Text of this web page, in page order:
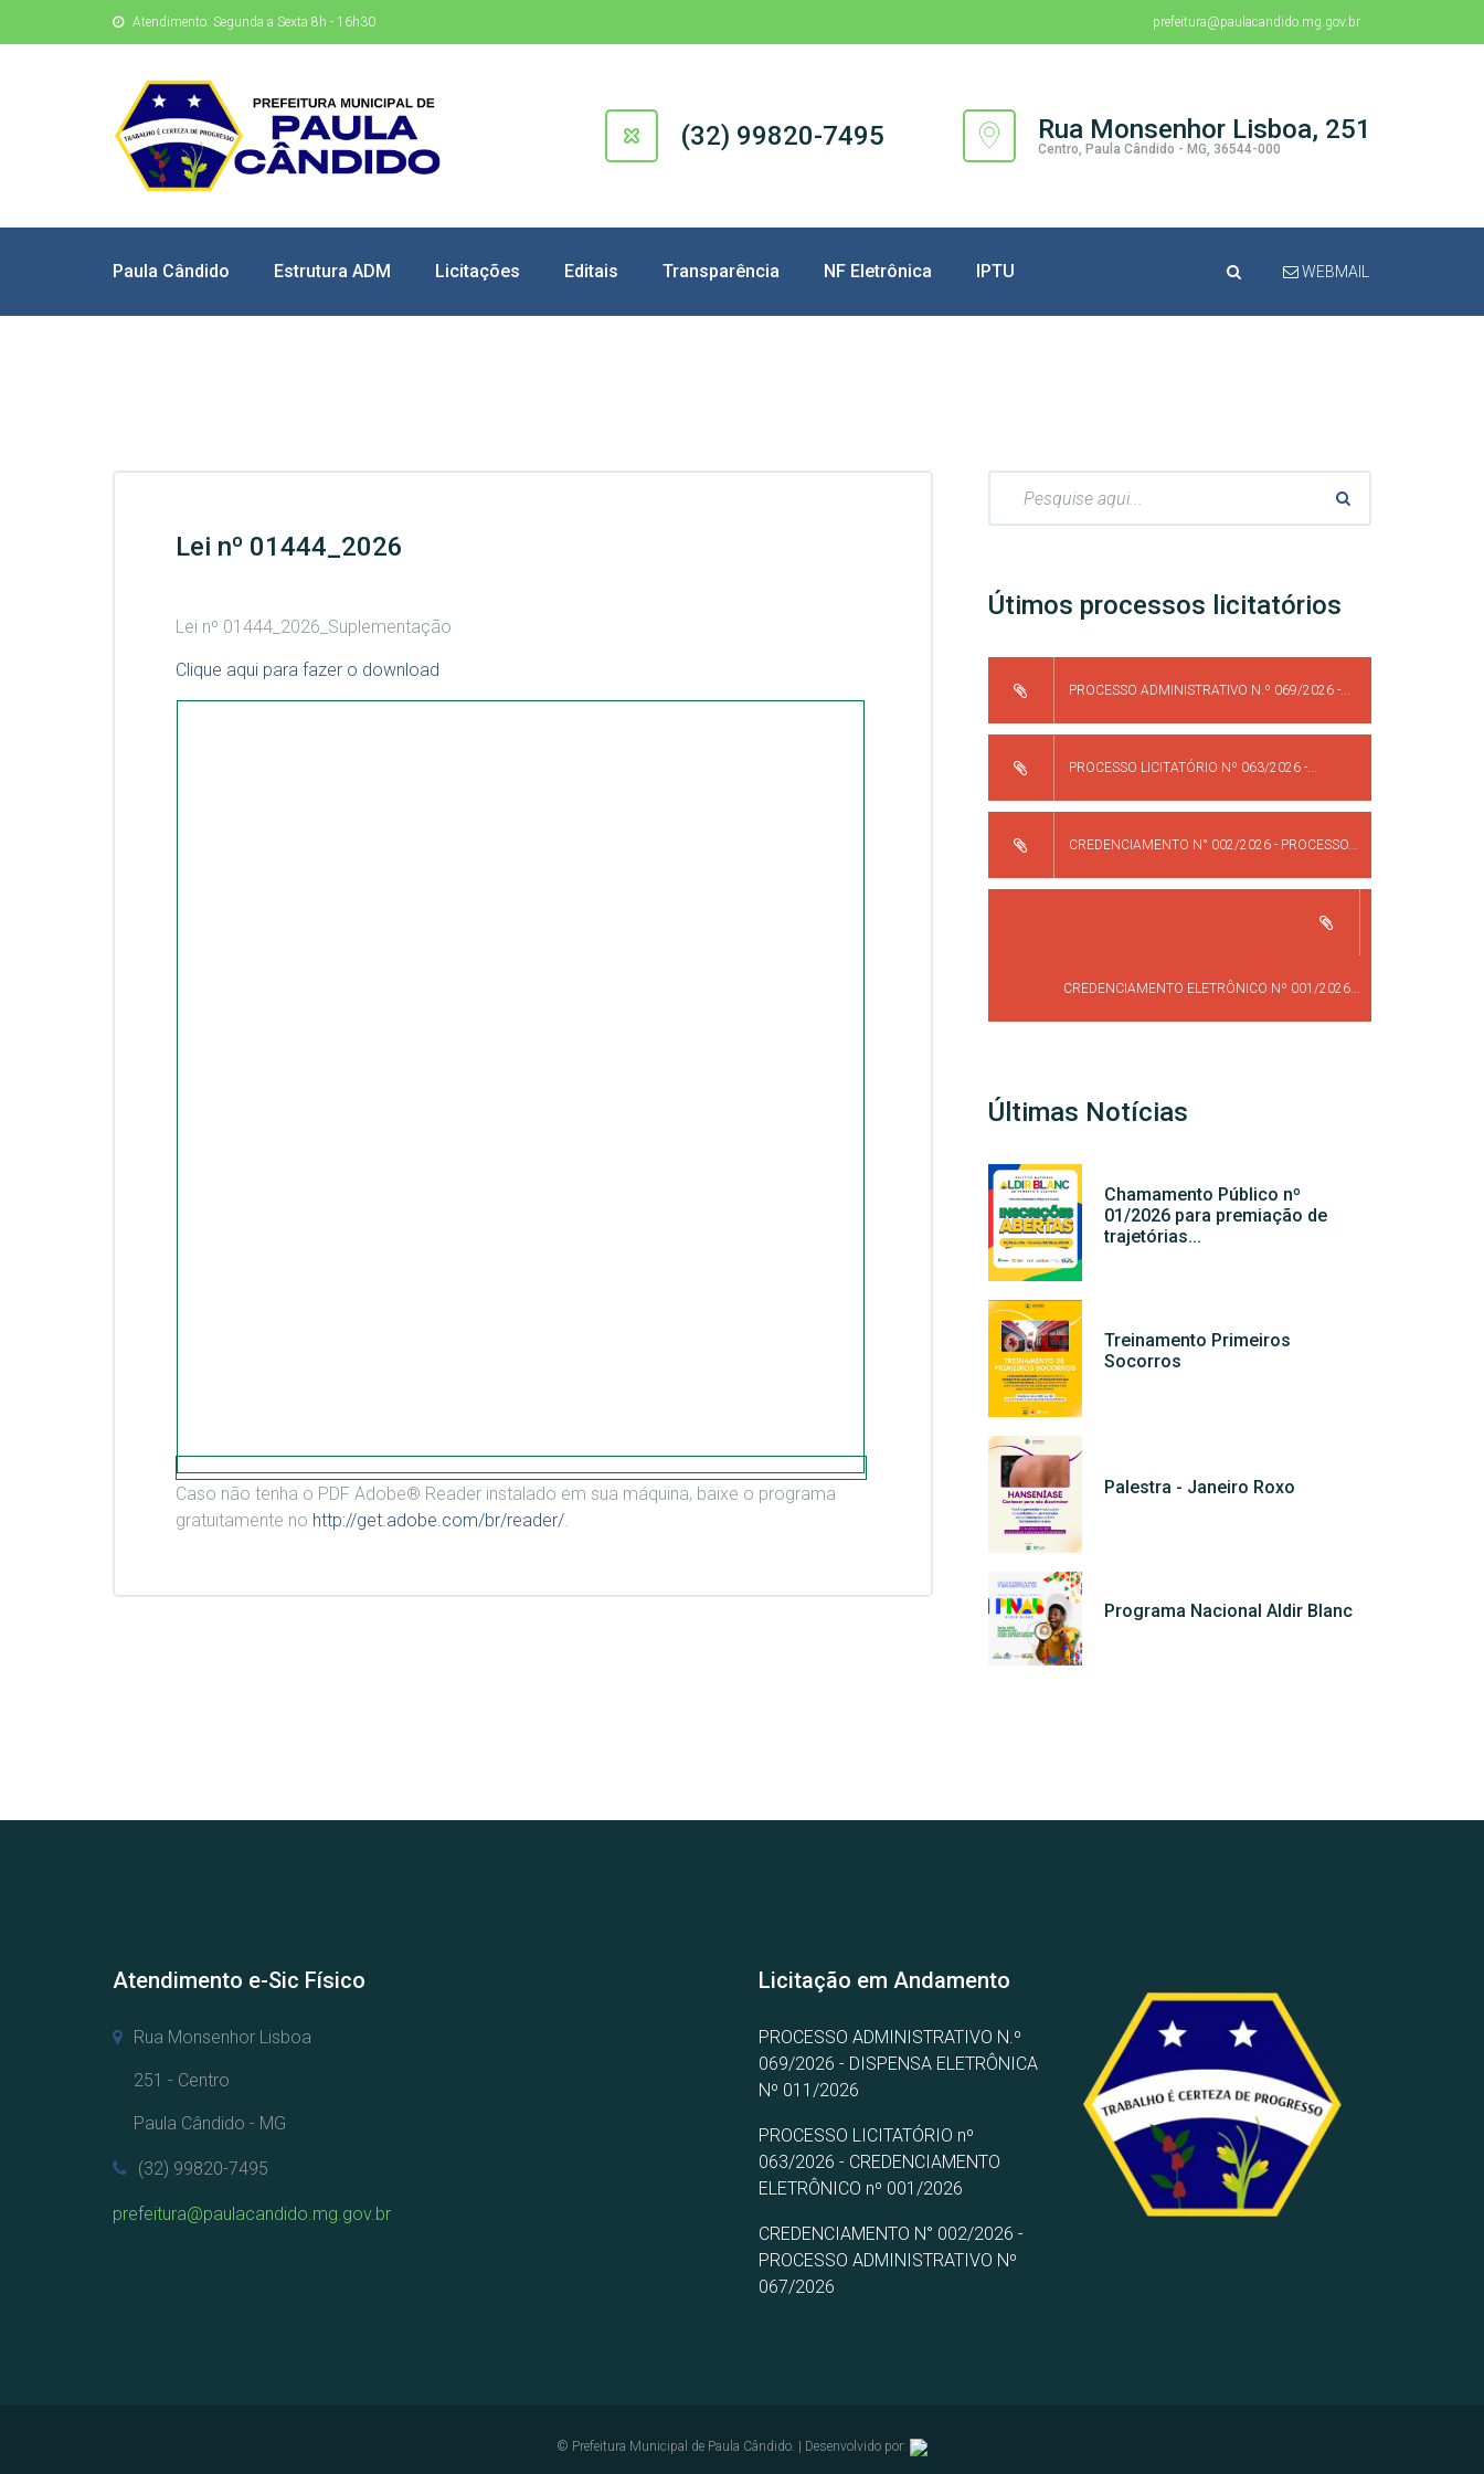
Atendimento: Segunda a Sexta 8h - 16h30 prefeitura@paulacandido.mg.gov.br
(32) 99820-7495 Rua Monsenhor Lisboa, 251
Centro, Paula Cândido - MG, 36544-000
Paula Cândido Estrutura ADM Licitações Editais Transparência NF Eletrônica IPTU WEBMAIL
Lei nº 01444_2026
Lei nº 01444_2026_Suplementação
Clique aqui para fazer o download
Caso não tenha o PDF Adobe® Reader instalado em sua máquina, baixe o programa
gratuitamente no http://get.adobe.com/br/reader/.
Útimos processos licitatórios
PROCESSO ADMINISTRATIVO N.º 069/2026 -...
PROCESSO LICITATÓRIO Nº 063/2026 -...
CREDENCIAMENTO N° 002/2026 - PROCESSO...
CREDENCIAMENTO ELETRÔNICO Nº 001/2026...
Últimas Notícias
Chamamento Público nº
01/2026 para premiação de
trajetórias...
Treinamento Primeiros
Socorros
Palestra - Janeiro Roxo
Programa Nacional Aldir Blanc
Atendimento e-Sic Físico
Rua Monsenhor Lisboa
251 - Centro
Paula Cândido - MG
(32) 99820-7495
prefeitura@paulacandido.mg.gov.br
Licitação em Andamento
PROCESSO ADMINISTRATIVO N.º
069/2026 - DISPENSA ELETRÔNICA
Nº 011/2026
PROCESSO LICITATÓRIO nº
063/2026 - CREDENCIAMENTO
ELETRÔNICO nº 001/2026
CREDENCIAMENTO N° 002/2026 -
PROCESSO ADMINISTRATIVO Nº
067/2026
© Prefeitura Municipal de Paula Cândido. | Desenvolvido por: